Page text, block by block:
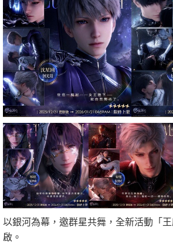
以銀河為幕，邀群星共舞，全新活動「
啟。